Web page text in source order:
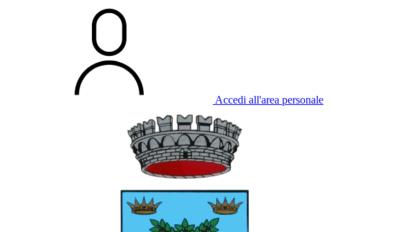
Accedi all'area personale